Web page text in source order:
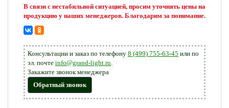
В связи с нестабильной ситуацией, просим уточнять цены на
продукцию у наших менеджеров. Благодарим за понимание.
Консультации и заказ по телефону 8 (499) 755-63-45 или по
эл. почте info@grand-light.ru.
Закажите звонок менеджера
Обратный звонок